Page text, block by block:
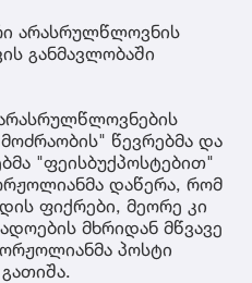
არასრულწლოვნის
განმავლობაში
არასრულწლოვნების
წევრებმა და
"ფეისბუქპოსტებით"
დაწერა, რომ
ფიქრები, მეორე კი
მხრიდან მწვავე
პოსტი